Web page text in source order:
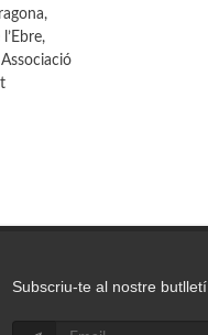
Subscriu-te al nostre butlletí